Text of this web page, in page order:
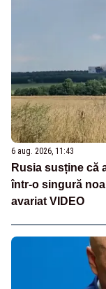
6 aug. 2026, 11:43
Rusia susține că
într-o singură
avariat VIDEO